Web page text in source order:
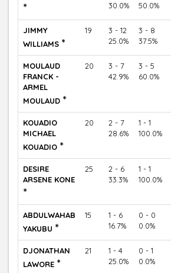
*
30.0%
50.0%
JIMMY
WILLIAMS *
19
3 - 12
25.0%
3 - 8
37.5%
MOULAUD
FRANCK -
ARMEL
MOULAUD *
20
3 - 7
42.9%
3 - 5
60.0%
KOUADIO
MICHAEL
KOUADIO *
20
2 - 7
28.6%
1 - 1
100.0%
DESIRE
ARSENE KONE
*
25
2 - 6
33.3%
1 - 1
100.0%
ABDULWAHAB
YAKUBU *
15
1 - 6
16.7%
0 - 0
0.0%
DJONATHAN
LAWORE *
21
1 - 4
25.0%
0 - 1
0.0%